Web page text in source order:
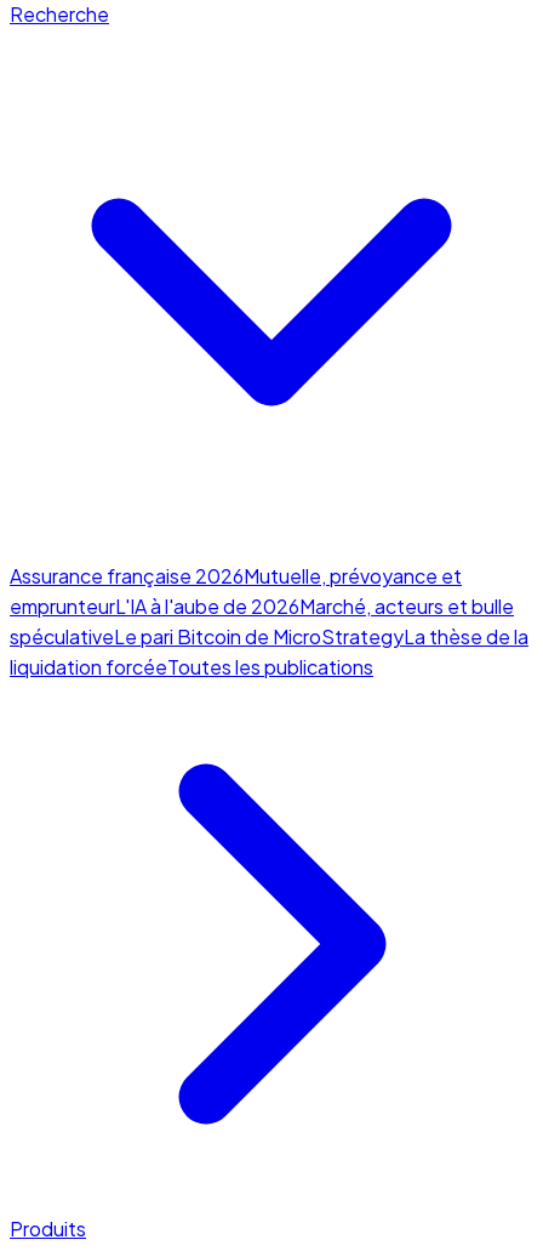
Recherche
Assurance française 2026Mutuelle, prévoyance et
emprunteurL'IA à l'aube de 2026Marché, acteurs et bulle
spéculativeLe pari Bitcoin de MicroStrategyLa thèse de la
liquidation forcéeToutes les publications
Produits